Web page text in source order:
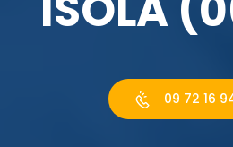
09 72 16